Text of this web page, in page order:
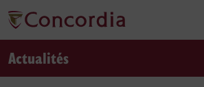
Actualités